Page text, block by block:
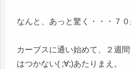
なんと、あっと驚く・・・７０
カーブスに通い始めて、２週
はつかない( ;∀;)あたりまえ。